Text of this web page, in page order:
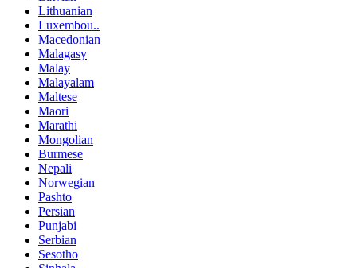
Lithuanian
Luxembou..
Macedonian
Malagasy
Malay
Malayalam
Maltese
Maori
Marathi
Mongolian
Burmese
Nepali
Norwegian
Pashto
Persian
Punjabi
Serbian
Sesotho